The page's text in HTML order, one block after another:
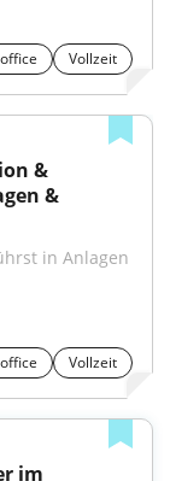
Vollzeit
&
&
in Anlagen
Vollzeit
im